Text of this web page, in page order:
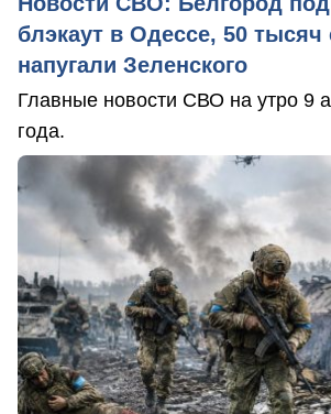
блэкаут в Одессе, 50
напугали Зеленского
Главные новости СВО на утро 9
года.